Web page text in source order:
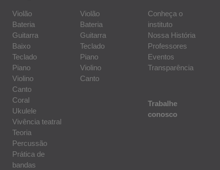
Violão
Bateria
Guitarra
Baixo
Teclado
Piano
Violino
Canto
Coral
Ukulele
Vivência teatral
Teoria
Percussão
Prática de
bandas
Violão
Bateria
Guitarra
Teclado
Piano
Violino
Canto
Conheça o
instituto
Nossa História
Professores
Eventos
Transparência
Trabalhe
conosco